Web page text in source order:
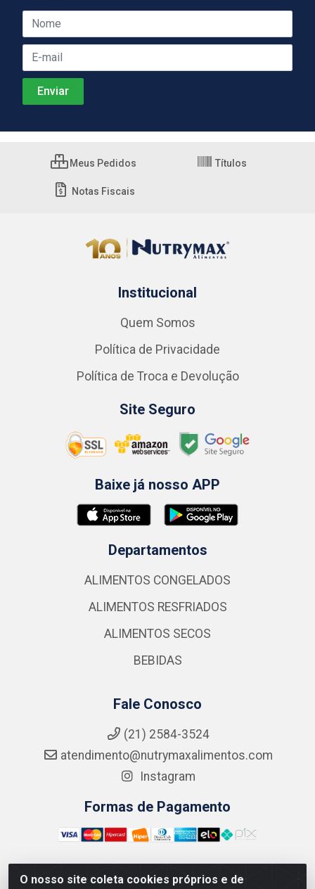
O nosso site coleta cookies próprios e de
Meus Pedidos Títulos
Notas Fiscais
Institucional
Quem Somos
Política de Privacidade
Política de Troca e Devolução
Site Seguro
Baixe já nosso APP
Departamentos
ALIMENTOS CONGELADOS
ALIMENTOS RESFRIADOS
ALIMENTOS SECOS
BEBIDAS
Fale Conosco
(21) 2584-3524
atendimento@nutrymaxalimentos.com
Instagram
Formas de Pagamento